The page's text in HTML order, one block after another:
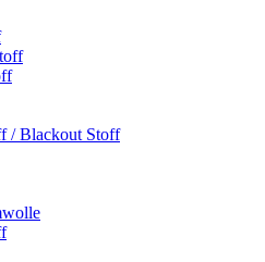
/ Blackout Stoff